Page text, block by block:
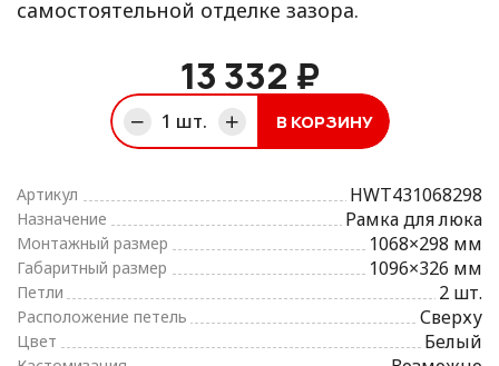
самостоятельной отделке зазора.
13 332 ₽
1 шт. В КОРЗИНУ
Артикул HWT431068298
Назначение Рамка для люка
Монтажный размер 1068×298 мм
Габаритный размер 1096×326 мм
Петли 2 шт.
Расположение петель Сверху
Цвет Белый